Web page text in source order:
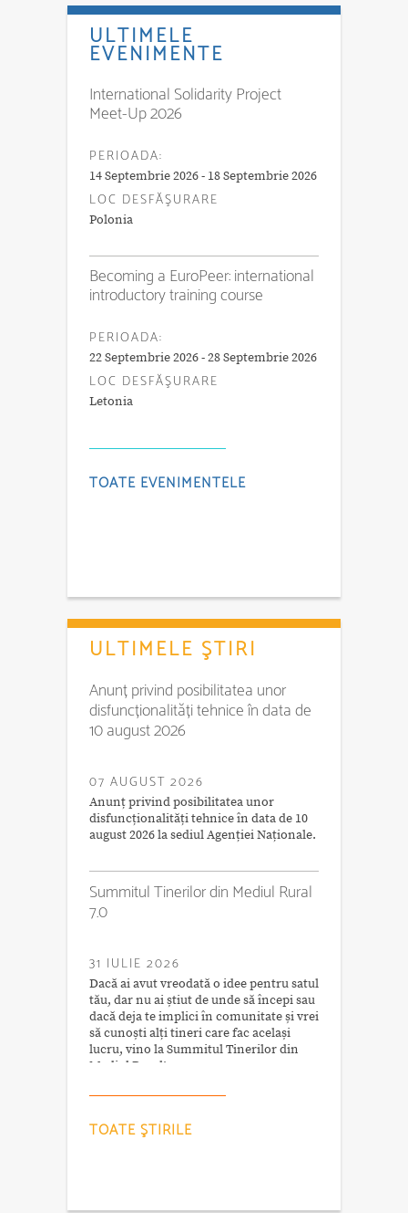
ULTIMELE
EVENIMENTE
International Solidarity Project
Meet-Up 2026
PERIOADA:
14 Septembrie 2026 - 18 Septembrie 2026
LOC DESFĂŞURARE
Polonia
Becoming a EuroPeer: international
introductory training course
PERIOADA:
22 Septembrie 2026 - 28 Septembrie 2026
LOC DESFĂŞURARE
Letonia
TOATE EVENIMENTELE
ULTIMELE ŞTIRI
Anunț privind posibilitatea unor
disfuncționalități tehnice în data de
10 august 2026
07 AUGUST 2026
Anunț privind posibilitatea unor
disfuncționalități tehnice în data de 10
august 2026 la sediul Agenției Naționale.
Summitul Tinerilor din Mediul Rural
7.0
31 IULIE 2026
Dacă ai avut vreodată o idee pentru satul
tău, dar nu ai știut de unde să începi sau
dacă deja te implici în comunitate și vrei
să cunoști alți tineri care fac același
lucru, vino la Summitul Tinerilor din
Mediul Rural!
TOATE ŞTIRILE